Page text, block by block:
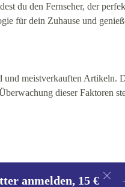
du den Fernseher, der
für dein Zuhause und
und meistverkauften
dieser Faktoren
anmelden, 15 €